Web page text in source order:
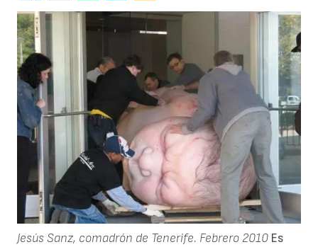
Jesús Sanz, comadrón de Tenerife. Febrero 2010 Es